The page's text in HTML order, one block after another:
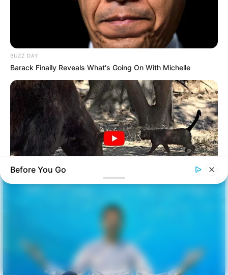
BUZZ DAY
Barack Finally Reveals What's Going On With Michelle
Bear Approaches Cat: What Happens Next Is Pure Magic
Before You Go